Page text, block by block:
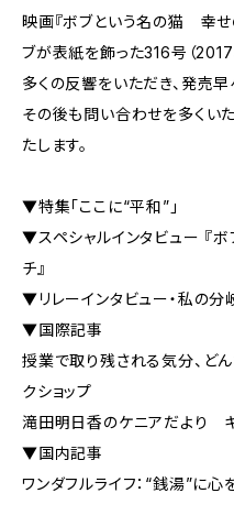
映画『ボブという名の猫 幸せ
ブが表紙を飾った316号（
多くの反響をいただき、発売早
その後も問い合わせを多くい
たします。
▼特集「ここに“平和”」
▼スペシャルインタビュー 『
チ』
▼リレーインタビュー・私の
▼国際記事
授業で取り残される気分、ど
クショップ
滝田明日香のケニアだより
▼国内記事
ワンダフルライフ：“銭湯”に心